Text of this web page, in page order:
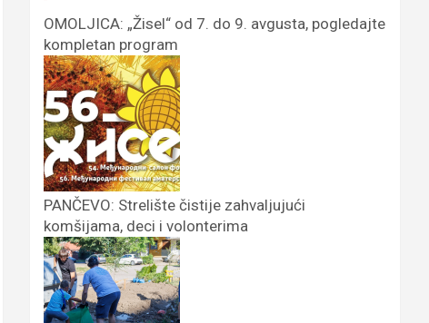
OMOLJICA: „Žisel“ od 7. do 9. avgusta, pogledajte
kompletan program
PANČEVO: Strelište čistije zahvaljujući
komšijama, deci i volonterima